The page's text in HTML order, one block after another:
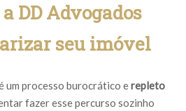
DD Advogados
seu imóvel
um processo burocrático erepleto
fazer esse percurso sozinho